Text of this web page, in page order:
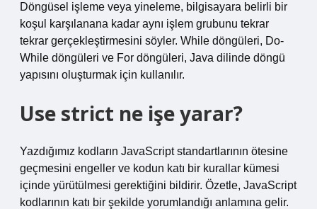
Döngüsel işleme veya yineleme, bilgisayara belirli bir
koşul karşılanana kadar aynı işlem grubunu tekrar
tekrar gerçekleştirmesini söyler. While döngüleri, Do-
While döngüleri ve For döngüleri, Java dilinde döngü
yapısını oluşturmak için kullanılır.
Use strict ne işe yarar?
Yazdığımız kodların JavaScript standartlarının ötesine
geçmesini engeller ve kodun katı bir kurallar kümesi
içinde yürütülmesi gerektiğini bildirir. Özetle, JavaScript
kodlarının katı bir şekilde yorumlandığı anlamına gelir.